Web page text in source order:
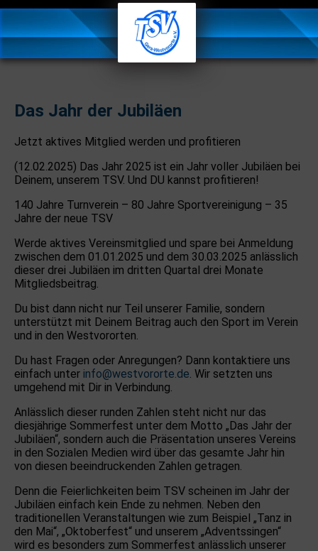
Das Jahr der Jubiläen
Jetzt aktives Mitglied werden und profitieren
(12.02.2025) Das Jahr 2025 ist ein Jahr voller Jubiläen bei
Deinem, unserem TSV. Und DU kannst profitieren!
140 Jahre Turnverein – 80 Jahre Sportvereinigung – 35
Jahre der neue TSV
Werde aktives Vereinsmitglied und spare bei Anmeldung
zwischen dem 01.01.2025 und dem 30.03.2025 anlässlich
dieser drei Jubiläen im dritten Quartal drei Monate
Mitgliedsbeitrag.
Du bist dann nicht nur Teil unserer Familie, sondern
unterstützt mit Deinem Beitrag auch den Sport im Verein
und in den Westvororten.
Du hast Fragen oder Anregungen? Dann kontaktiere uns
einfach unter info@westvororte.de. Wir setzten uns
umgehend mit Dir in Verbindung.
Anlässlich dieser runden Zahlen steht nicht nur das
diesjährige Sommerfest unter dem Motto „Das Jahr der
Jubiläen“, sondern auch die Präsentation unseres Vereins
in den Sozialen Medien wird über das gesamte Jahr hin
von diesen beeindruckenden Zahlen getragen.
Denn die Feierlichkeiten beim TSV scheinen im Jahr der
Jubiläen einfach kein Ende zu nehmen. Neben den
traditionellen Veranstaltungen wie zum Beispiel „Tanz in
den Mai“, „Oktoberfest“ und unserem „Adventssingen“
wird es besonders zum Sommerfest anlässlich unserer